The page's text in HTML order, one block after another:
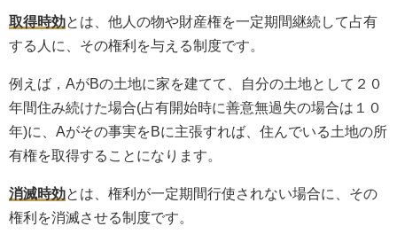
取得時効とは、他人の物や財産権を一定期間継続して占有
する人に、その権利を与える制度です。
例えば，AがBの土地に家を建てて、自分の土地として２０
年間住み続けた場合(占有開始時に善意無過失の場合は１０
年)に、Aがその事実をBに主張すれば、住んでいる土地の所
有権を取得することになります。
消滅時効とは、権利が一定期間行使されない場合に、その
権利を消滅させる制度です。